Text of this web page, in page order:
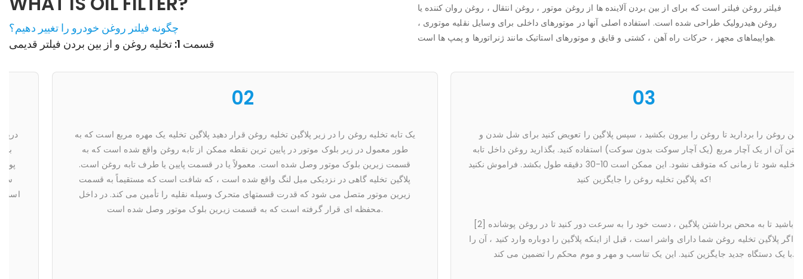
چگونه فیلتر روغن خودرو را تغییر دهیم؟
قسمت 1: تخلیه روغن و از بین بردن فیلتر قدیمی
فیلتر روغن فیلتر است که برای از بین بردن آلاینده ها از روغن موتور ، روغن انتقال ، روغن روان کننده یا
روغن هیدرولیک طراحی شده است. استفاده اصلی آنها در موتورهای داخلی برای وسایل نقلیه موتوری ،
هواپیماهای مجهز ، حرکات راه آهن ، کشتی و قایق و موتورهای استاتیک مانند ژنراتورها و پمپ ها است.
یک تابه تخلیه روغن را در زیر پلاگین تخلیه روغن قرار دهید پلاگین تخلیه یک مهره مربع است که به
طور معمول در زیر بلوک موتور در پایین ترین نقطه ممکن از تابه روغن واقع شده است که به
قسمت زیرین بلوک موتور وصل شده است. معمولاً یا در قسمت پایین یا طرف تابه روغن است.
پلاگین تخلیه گاهی در نزدیکی میل لنگ واقع شده است ، که شافت است که مستقیماً به قسمت
زیرین موتور متصل می شود که قدرت قسمتهای متحرک وسیله نقلیه را تأمین می کند. در داخل
محفظه ای قرار گرفته است که به قسمت زیرین بلوک موتور وصل شده است.
پلاگین روغن را بردارید تا روغن را بیرون بکشید ، سپس پلاگین را تعویض کنید برای شل شدن و
برداشتن آن از یک آچار مربع (یک آچار سوکت بدون سوکت) استفاده کنید. بگذارید روغن داخل تابه
روغن تخلیه شود تا زمانی که متوقف نشود. این ممکن است 10-30 دقیقه طول بکشد. فراموش نکنید
که پلاگین تخلیه روغن را جایگزین کنید!
نشوید. اگر پلاگین تخلیه روغن شما دارای واشر است ، قبل از اینکه پلاگین را دوباره وارد کنید ، آن را
با یک دستگاه جدید جایگزین کنید. این یک تناسب و مهر و موم محکم را تضمین می کند.